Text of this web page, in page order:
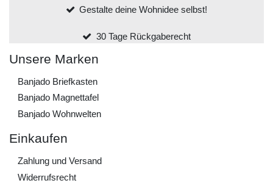
Gestalte deine Wohnidee selbst!
30 Tage Rückgaberecht
Unsere Marken
Banjado Briefkasten
Banjado Magnettafel
Banjado Wohnwelten
Einkaufen
Zahlung und Versand
Widerrufs­recht